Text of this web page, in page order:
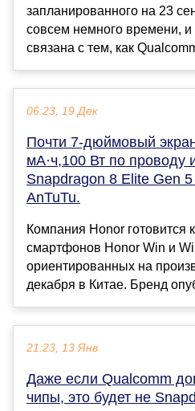
запланированного на 23
совсем немного времени, и
связана с тем, как
06:23, 19 Дек
Почти 7-дюймовый
мА·ч,100 Вт по проводу
Snapdragon 8 Elite Gen
AnTuTu.
Компания Honor готовится
смартфонов Honor Win и
ориентированных на
декабря в Китае. Бренд
21:23, 13 Янв
Даже если Qualcomm
чипы, это будет не